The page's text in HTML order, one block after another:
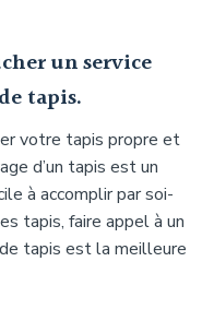
un service
tapis.
votre tapis propre et
d’un tapis est un
à accomplir par soi-
tapis, faire appel à un
tapis est la meilleure